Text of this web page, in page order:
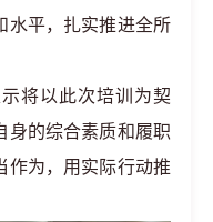
水平，扎实推进全所
将以此次培训为契
身的综合素质和履职
作为，用实际行动推